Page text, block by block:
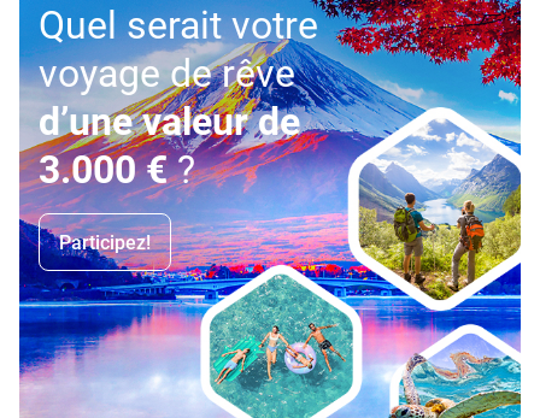
Quel serait votre
voyage de rêve
d’une valeur de
3.000 €?
Participez!